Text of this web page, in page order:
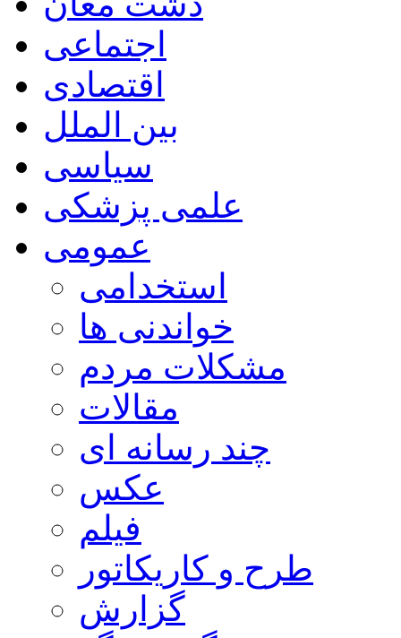
اجتماعی
اقتصادی
بین الملل
سیاسی
علمی پزشکی
عمومی
استخدامی
خواندنی ها
مشکلات مردم
مقالات
چند رسانه ای
عکس
فیلم
طرح و کاریکاتور
گزارش